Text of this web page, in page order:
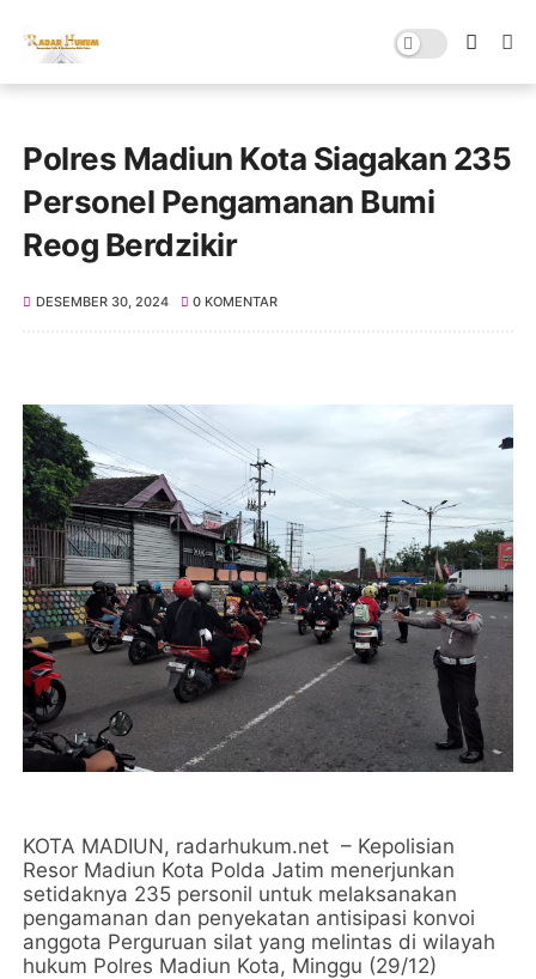
Polres Madiun Kota Siagakan 235
Personel Pengamanan Bumi
Reog Berdzikir
DESEMBER 30, 2024 0 KOMENTAR
KOTA MADIUN, radarhukum.net – Kepolisian
Resor Madiun Kota Polda Jatim menerjunkan
setidaknya 235 personil untuk melaksanakan
pengamanan dan penyekatan antisipasi konvoi
anggota Perguruan silat yang melintas di wilayah
hukum Polres Madiun Kota, Minggu (29/12)